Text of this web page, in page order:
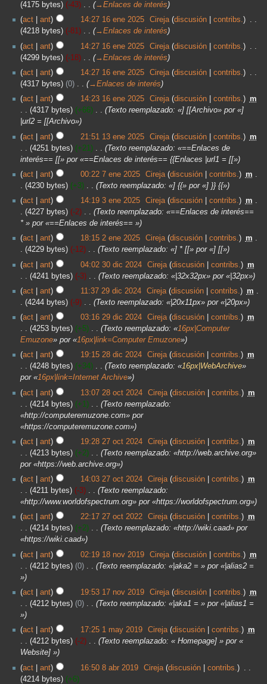
4175 bytes
-43
→‎Enlaces de interés
act
ant 14:27 16 ene 2025 Cireja discusión contribs.
4218 bytes
-81
→‎Enlaces de interés
act
ant 14:27 16 ene 2025 Cireja discusión contribs.
4299 bytes
-18
→‎Enlaces de interés
act
ant 14:27 16 ene 2025 Cireja discusión contribs.
4317 bytes
0
→‎Enlaces de interés
act
ant 14:23 16 ene 2025 Cireja discusión contribs.
m
4317 bytes
+66
Texto reemplazado: «] [[Archivo» por «]
|url2 = [[Archivo»
act
ant 21:51 13 ene 2025 Cireja discusión contribs.
m
4251 bytes
+21
Texto reemplazado: «==Enlaces de
interés== [[» por «==Enlaces de interés== {{Enlaces |url1 = [[»
act
ant 00:22 7 ene 2025 Cireja discusión contribs.
m
4230 bytes
+3
Texto reemplazado: «] {{» por «] }} {{»
act
ant 14:19 3 ene 2025 Cireja discusión contribs.
m
4227 bytes
-2
Texto reemplazado: «==Enlaces de interés==
* » por «==Enlaces de interés== »
act
ant 18:15 2 ene 2025 Cireja discusión contribs.
m
4229 bytes
-12
Texto reemplazado: «] * [[» por «] [[»
act
ant 04:02 30 dic 2024 Cireja discusión contribs.
m
4241 bytes
-3
Texto reemplazado: «|32x32px» por «|32px»
act
ant 11:37 29 dic 2024 Cireja discusión contribs.
m
4244 bytes
-9
Texto reemplazado: «|20x11px» por «|20px»
act
ant 03:16 29 dic 2024 Cireja discusión contribs.
m
4253 bytes
+5 Texto reemplazado: «16px|Computer
Emuzone» por «16px|link=Computer Emuzone»
act
ant 19:15 28 dic 2024 Cireja discusión contribs.
m
4248 bytes
+34 Texto reemplazado: «16px|WebArchive»
por «16px|link=Internet Archive»
act
ant 13:07 28 oct 2024 Cireja discusión contribs.
m
4214 bytes
+1
Texto reemplazado:
«http://computeremuzone.com» por
«https://computeremuzone.com»
act
ant 19:28 27 oct 2024 Cireja discusión contribs.
m
4213 bytes
+2
Texto reemplazado: «http://web.archive.org»
por «https://web.archive.org»
act
ant 14:03 27 oct 2024 Cireja discusión contribs.
m
4211 bytes
-3
Texto reemplazado:
«http://www.worldofspectrum.org» por «https://worldofspectrum.org»
act
ant 22:17 27 oct 2022 Cireja discusión contribs.
m
4214 bytes
+2
Texto reemplazado: «http://wiki.caad» por
«https://wiki.caad»
act
ant 02:19 18 nov 2019 Cireja discusión contribs.
m
4212 bytes
0
Texto reemplazado: «|aka2 = » por «|alias2 =
»
act
ant 19:53 17 nov 2019 Cireja discusión contribs.
m
4212 bytes
0
Texto reemplazado: «|aka1 = » por «|alias1 =
»
act
ant 17:25 1 may 2019 Cireja discusión contribs.
m
4212 bytes
-2
Texto reemplazado: « Homepage] » por «
Website] »
act
ant 16:50 8 abr 2019 Cireja discusión contribs.
4214 bytes
+6